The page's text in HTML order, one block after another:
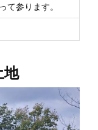
て参ります。
地